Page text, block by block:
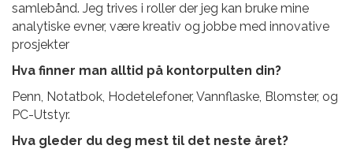
samlebånd. Jeg trives i roller der jeg kan bruke mine
analytiske evner, være kreativ og jobbe med innovative
prosjekter
Hva finner man alltid på kontorpulten din?
Penn, Notatbok, Hodetelefoner, Vannflaske, Blomster, og
PC-Utstyr.
Hva gleder du deg mest til det neste året?